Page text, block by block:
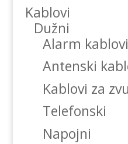
Kablovi
Dužni
Alarm kablovi
Antenski
Kablovi za
Telefonski
Napojni